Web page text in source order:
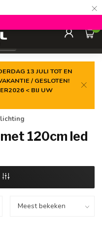
×
0
13 JULI TOT EN
/ GESLOTEN!
< BIJ UW
120cm led